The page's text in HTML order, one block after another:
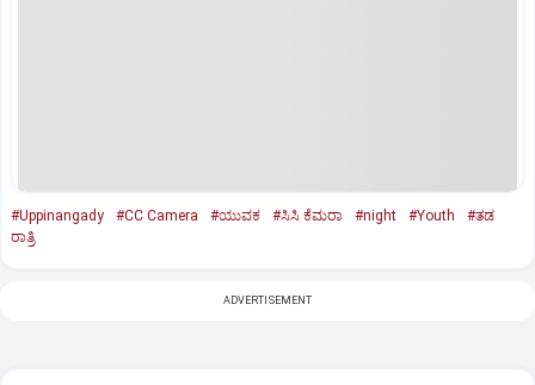
#Uppinangady #CC Camera #ಯುವಕ #ಸಿಸಿ ಕೆಮರಾ #night #Youth
#ತಡ
ರಾತ್ರಿ
ADVERTISEMENT